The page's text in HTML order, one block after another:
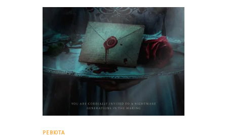
БАХТИ НАГРАДИТЕ
ИНТЕРВЮТА
ЗА НАС
РЕВЮТА